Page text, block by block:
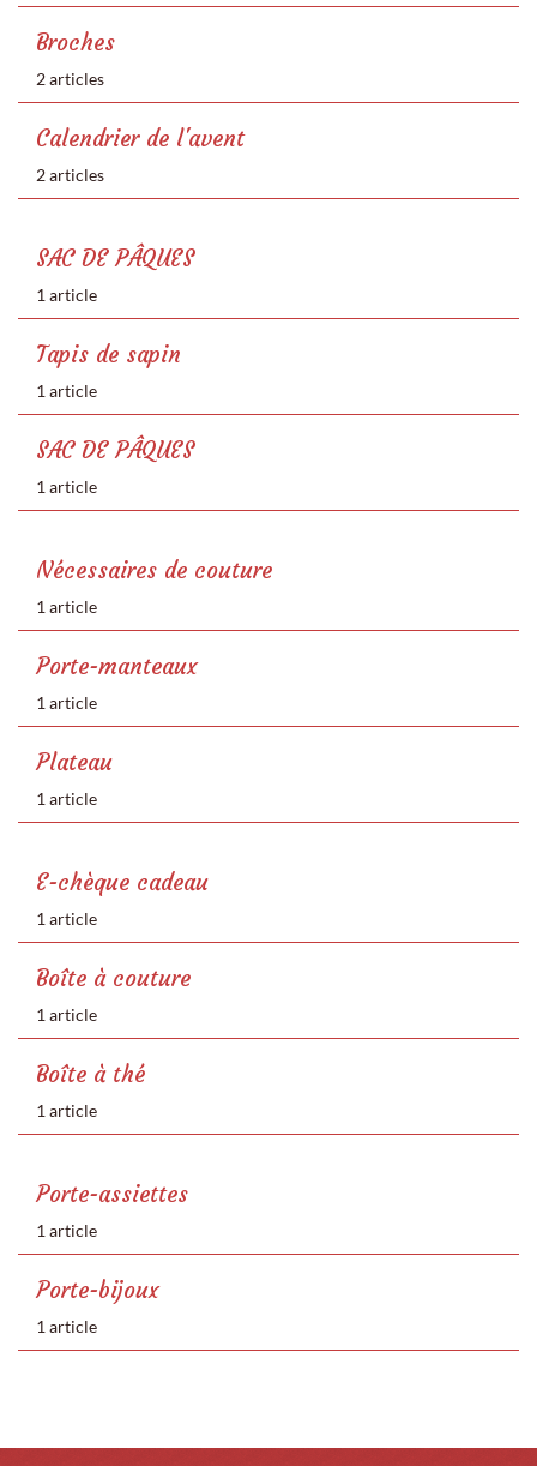
Broches
2 articles
Calendrier de l'avent
2 articles
SAC DE PÂQUES
1 article
Tapis de sapin
1 article
SAC DE PÂQUES
1 article
Nécessaires de couture
1 article
Porte-manteaux
1 article
Plateau
1 article
E-chèque cadeau
1 article
Boîte à couture
1 article
Boîte à thé
1 article
Porte-assiettes
1 article
Porte-bijoux
1 article